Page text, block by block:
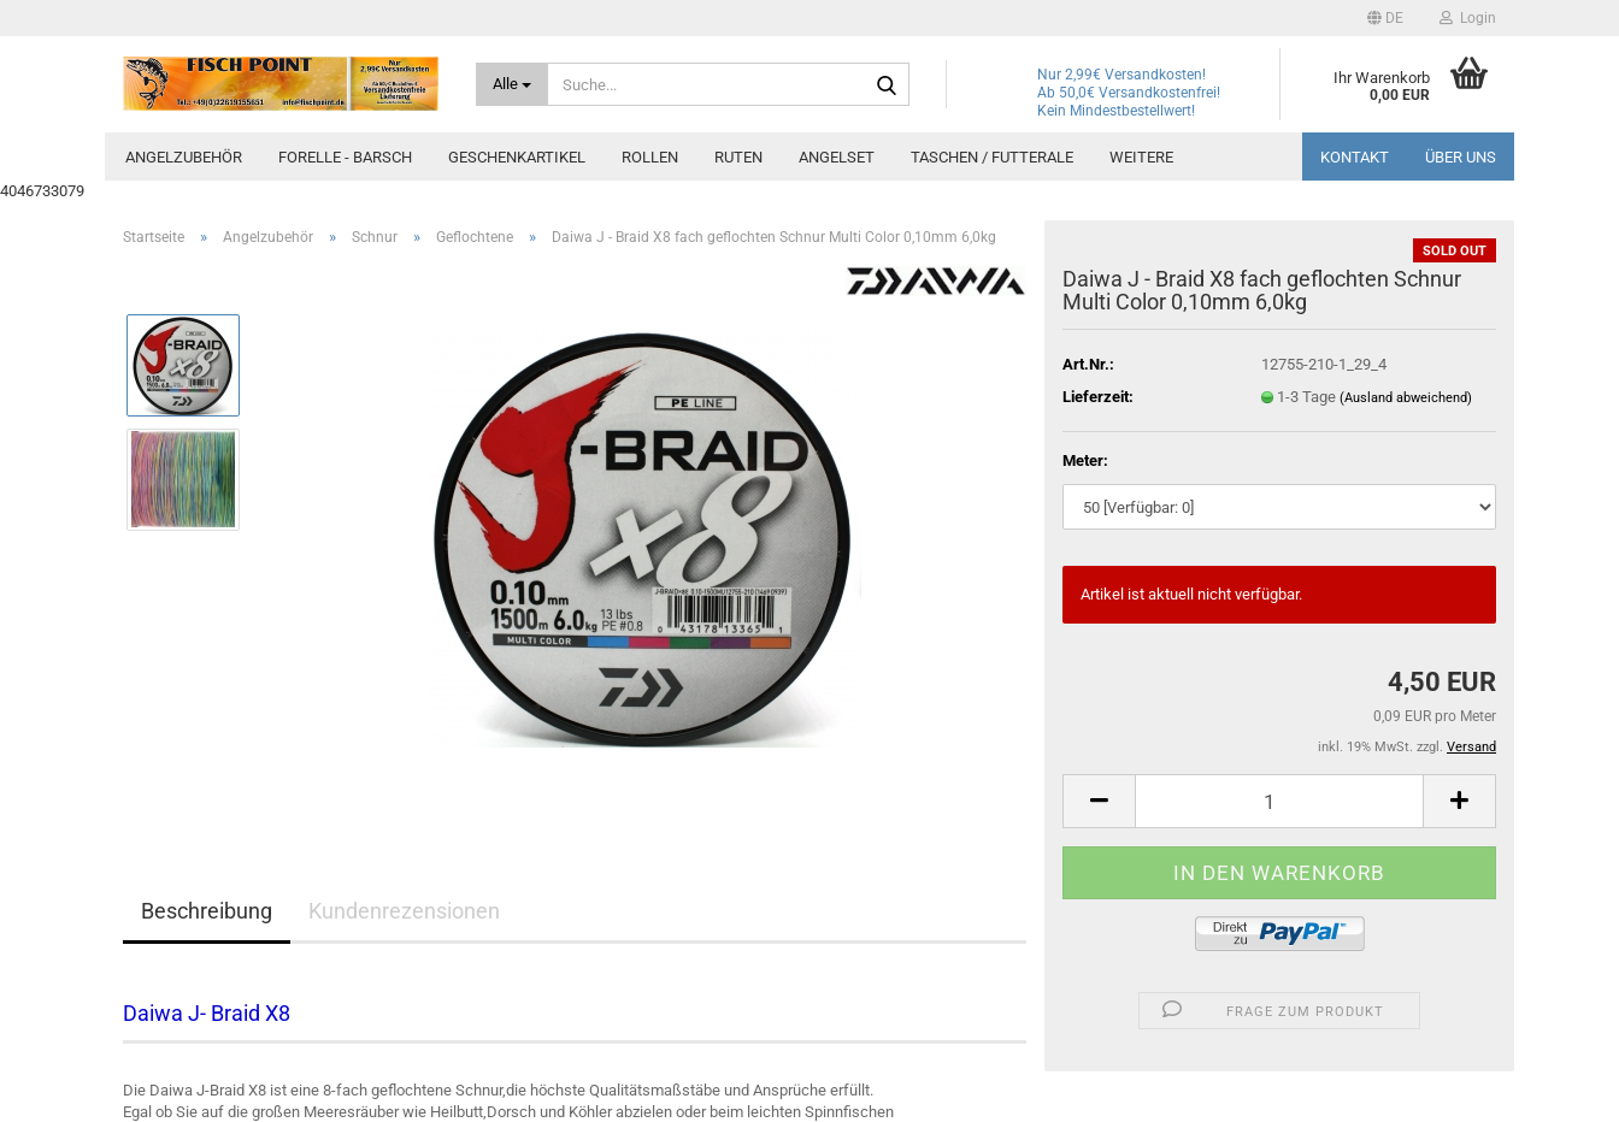
4046733079
DE Login
Alle
Nur 2,99€ Versandkosten!
Ab 50,0€ Versandkostenfrei!
Kein Mindestbestellwert!
Ihr Warenkorb
0,00 EUR
ANGELZUBEHÖR FORELLE - BARSCH GESCHENKARTIKEL ROLLEN RUTEN ANGELSET TASCHEN / FUTTERALE KONTAKT ÜBER UNS
WEITERE
Startseite » Angelzubehör » Schnur » Geflochtene » Daiwa J - Braid X8 fach geflochten Schnur Multi Color 0,10mm 6,0kg
SOLD OUT
Daiwa J - Braid X8 fach geflochten Schnur
Multi Color 0,10mm 6,0kg
Art.Nr.:
12755-210-1_29_4
Lieferzeit:
1-3 Tage (Ausland abweichend)
Meter:
Artikel ist aktuell nicht verfügbar.
4,50 EUR
0,09 EUR pro Meter
inkl. 19% MwSt. zzgl. Versand
FRAGE ZUM PRODUKT
Beschreibung Kundenrezensionen
Daiwa J- Braid X8
Die Daiwa J-Braid X8 ist eine 8-fach geflochtene Schnur,die höchste Qualitätsmaßstäbe und Ansprüche erfüllt.
Egal ob Sie auf die großen Meeresräuber wie Heilbutt,Dorsch und Köhler abzielen oder beim leichten Spinnfischen